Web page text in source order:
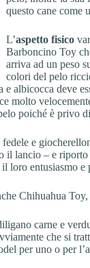
questo cane come
L’aspetto fisico
Barboncino Toy
arriva ad un peso
colori del pelo
albicocca deve
molto
poiché è privo
e
il lancio – e
loro entusiasmo
Chihuahua
carne e
che si
per uno o per